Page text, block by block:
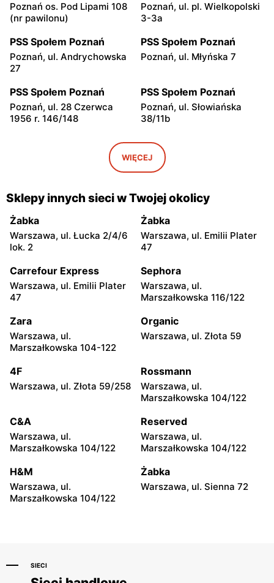
Poznań os. Pod Lipami 108
(nr pawilonu)
Poznań, ul. pl. Wielkopolski
3-3a
PSS Społem Poznań
Poznań, ul. Andrychowska
27
PSS Społem Poznań
Poznań, ul. Młyńska 7
PSS Społem Poznań
Poznań, ul. 28 Czerwca
1956 r. 146/148
PSS Społem Poznań
Poznań, ul. Słowiańska
38/11b
PSS Społem Poznań
Poznań, ul. Łady 12-14
PSS Społem Poznań
Poznań, ul.
Czechosłowacka 53a
PSS Społem Poznań
Poznań, ul. Kącik 5
PSS Społem Poznań PSS Społem Poznań
Polskiego 68
PSS Społem Poznań
Jarochowskiego 44
PSS Społem Poznań
Dąbrowskiego 130b/2
PSS Społem Poznań
Lelewela 8
PSS Społem Poznań
Okulickiego 70
PSS Społem Poznań
Ściegiennego 50/8
PSS Społem Poznań
Waryńskiego 5
PSS Społem Poznań PSS Społem Poznań
PSS Społem Poznań
Poznań, ul. pl. Ludwika
PSS Społem Poznań
WIĘCEJ
Sklepy innych sieci w Twojej okolicy
Żabka
Warszawa, ul. Łucka 2/4/6
lok. 2
Żabka
Warszawa, ul. Emilii Plater
47
Carrefour Express
Warszawa, ul. Emilii Plater
47
Sephora
Warszawa, ul.
Marszałkowska 116/122
Zara
Warszawa, ul.
Marszałkowska 104-122
Organic
Warszawa, ul. Złota 59
4F
Warszawa, ul. Złota 59/258
Rossmann
Warszawa, ul.
Marszałkowska 104/122
C&A
Warszawa, ul.
Marszałkowska 104/122
Reserved
Warszawa, ul.
Marszałkowska 104/122
H&M
Warszawa, ul.
Marszałkowska 104/122
Żabka
Warszawa, ul. Sienna 72
SIECI